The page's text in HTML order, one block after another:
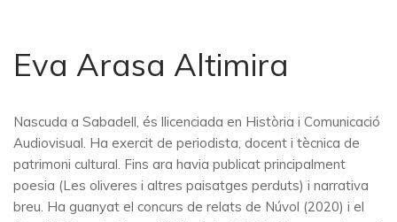
Eva Arasa Altimira
Nascuda a Sabadell, és llicenciada en Història i Comunicació
Audiovisual. Ha exercit de periodista, docent i tècnica de
patrimoni cultural. Fins ara havia publicat principalment
poesia (Les oliveres i altres paisatges perduts) i narrativa
breu. Ha guanyat el concurs de relats de Núvol (2020) i el